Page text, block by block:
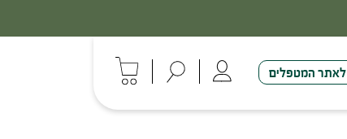
לאתר המטפלים